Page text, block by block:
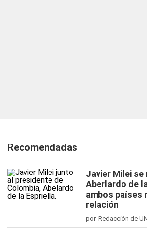
Recomendadas
Javier Milei se
Aberlardo de
ambos países
relación
por Redacción de